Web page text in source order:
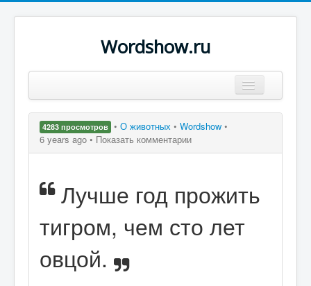
Wordshow.ru
Популярные цитаты
Поиск
4283 просмотров • О животных • Wordshow •
6 years ago • Показать комментарии
Лучше год прожить
тигром, чем сто лет
овцой.